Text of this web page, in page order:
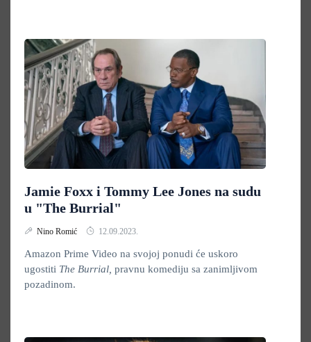
Jamie Foxx i Tommy Lee Jones na sudu
u "The Burrial"
Nino Romić 12.09.2023.
Amazon Prime Video na svojoj ponudi će uskoro
ugostiti The Burrial, pravnu komediju sa zanimljivom
pozadinom.